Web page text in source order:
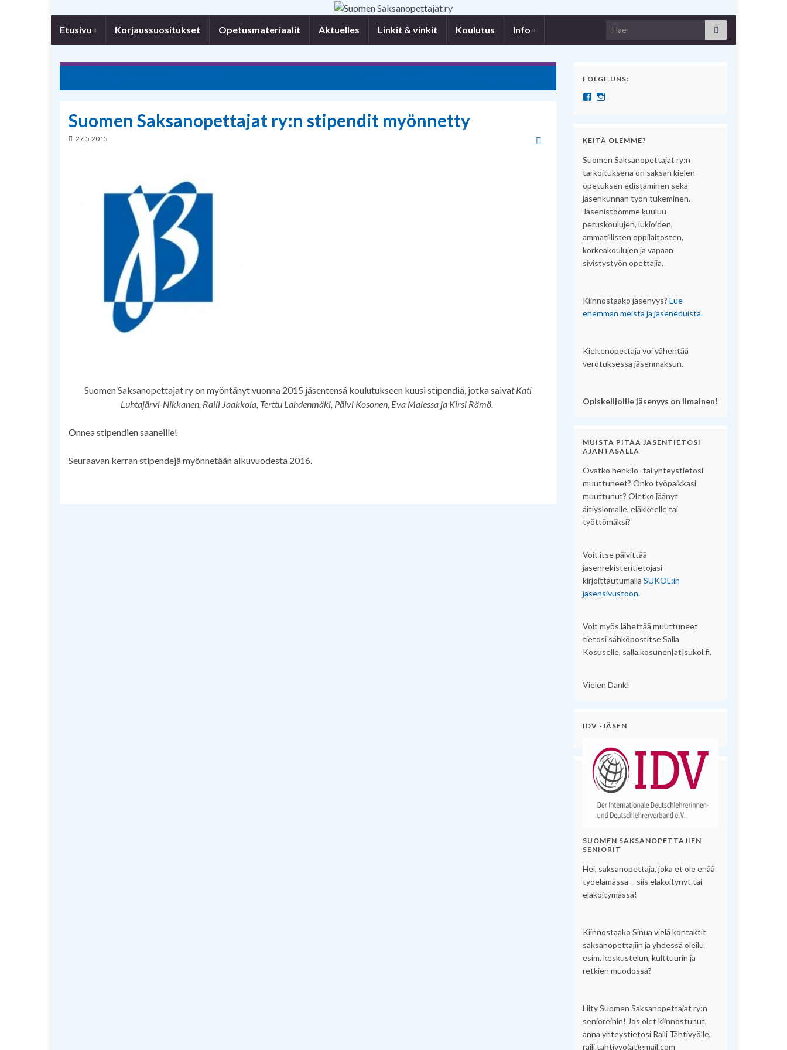
Etusivu Korjaussuositukset Opetusmateriaalit Aktuelles Linkit & vinkit Koulutus Info Search for:
Suomen Saksanopettajat ry:n stipendit myönnetty
27.5.2015
Suomen Saksanopettajat ry on myöntänyt vuonna 2015 jäsentensä koulutukseen kuusi stipendiä, jotka saivat Kati
Luhtajärvi-Nikkanen, Raili Jaakkola, Terttu Lahdenmäki, Päivi Kosonen, Eva Malessa ja Kirsi Rämö.
Onnea stipendien saaneille!
Seuraavan kerran stipendejä myönnetään alkuvuodesta 2016.
FOLGE UNS:
Näytä SuomenSaksanopettajat:n profiili Facebook
Näytä suomensaksanopettajat:n profiili Instagram
KEITÄ OLEMME?
Suomen Saksanopettajat ry:n
tarkoituksena on saksan kielen
opetuksen edistäminen sekä
jäsenkunnan työn tukeminen.
Jäsenistöömme kuuluu
peruskoulujen, lukioiden,
ammatillisten oppilaitosten,
korkeakoulujen ja vapaan
sivistystyön opettajia.
Kiinnostaako jäsenyys? Lue
enemmän meistä ja jäseneduista.
Kieltenopettaja voi vähentää
verotuksessa jäsenmaksun.
Opiskelijoille jäsenyys on ilmainen!
MUISTA PITÄÄ JÄSENTIETOSI
AJANTASALLA
Ovatko henkilö- tai yhteystietosi
muuttuneet? Onko työpaikkasi
muuttunut? Oletko jäänyt
äitiyslomalle, eläkkeelle tai
työttömäksi?
Voit itse päivittää
jäsenrekisteritietojasi
kirjoittautumalla SUKOL:in
jäsensivustoon.
Voit myös lähettää muuttuneet
tietosi sähköpostitse Salla
Kosuselle, salla.kosunen[at]sukol.fi.
Vielen Dank!
IDV -JÄSEN
SUOMEN SAKSANOPETTAJIEN
SENIORIT
Hei, saksanopettaja, joka et ole enää
työelämässä – siis eläköitynyt tai
eläköitymässä!
Kiinnostaako Sinua vielä kontaktit
saksanopettajiin ja yhdessä oleilu
esim. keskustelun, kulttuurin ja
retkien muodossa?
Liity Suomen Saksanopettajat ry:n
senioreihin! Jos olet kiinnostunut,
anna yhteystietosi Raili Tähtivyölle,
raili.tahtivyo(at)gmail.com